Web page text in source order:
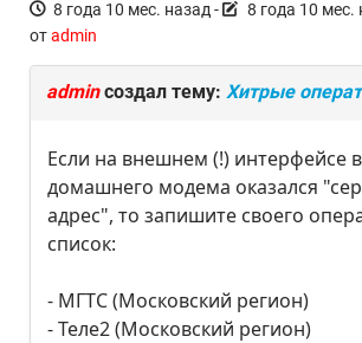
8 года 10 мес. назад - 8 года 10 мес.
отadmin
adminсоздал тему: Хитрые
Если на внешнем (!) интерфейсе
домашнего модема оказался
адрес", то запишите своего
список:
- МГТС (Московский регион)
- Теле2 (Московский регион)